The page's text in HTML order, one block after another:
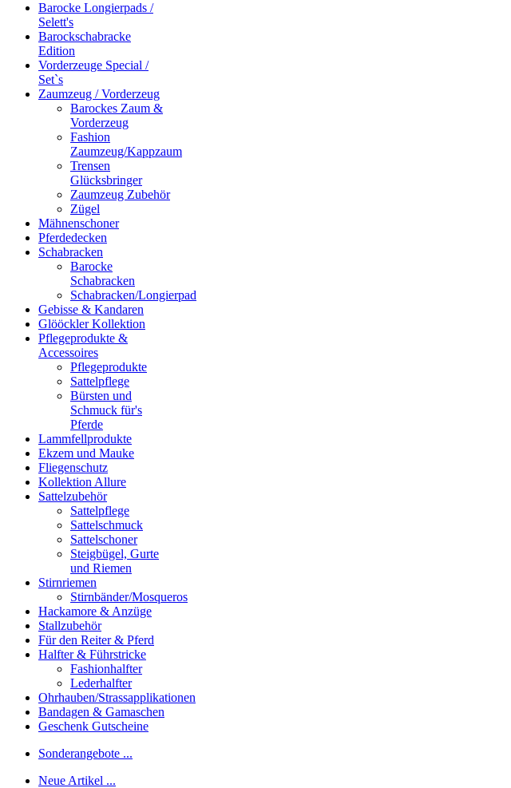
Barocke Longierpads /
Selett's
Barockschabracke
Edition
Vorderzeuge Special /
Set`s
Zaumzeug / Vorderzeug
Barockes Zaum &
Vorderzeug
Fashion
Zaumzeug/Kappzaum
Trensen
Glücksbringer
Zaumzeug Zubehör
Zügel
Mähnenschoner
Pferdedecken
Schabracken
Barocke
Schabracken
Schabracken/Longierpad
Gebisse & Kandaren
Glööckler Kollektion
Pflegeprodukte &
Accessoires
Pflegeprodukte
Sattelpflege
Bürsten und
Schmuck für's
Pferde
Lammfellprodukte
Ekzem und Mauke
Fliegenschutz
Kollektion Allure
Sattelzubehör
Sattelpflege
Sattelschmuck
Sattelschoner
Steigbügel, Gurte
und Riemen
Stirnriemen
Stirnbänder/Mosqueros
Hackamore & Anzüge
Stallzubehör
Für den Reiter & Pferd
Halfter & Führstricke
Fashionhalfter
Lederhalfter
Ohrhauben/Strassapplikationen
Bandagen & Gamaschen
Geschenk Gutscheine
Sonderangebote ...
Neue Artikel ...